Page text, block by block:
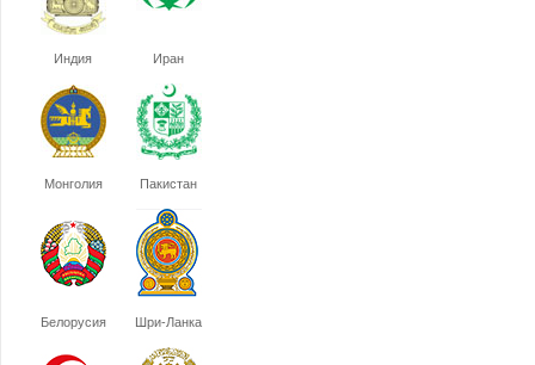
Индия Иран
Монголия Пакистан
Белорусия Шри-Ланка